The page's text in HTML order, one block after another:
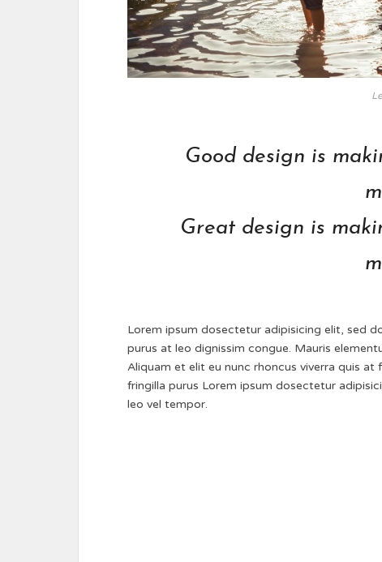
Good design is
Great design is
Lorem ipsum dosectetur adipisicing elit, sed
purus at leo dignissim congue. Mauris
Aliquam et elit eu nunc rhoncus viverra quis
fringilla purus Lorem ipsum dosectetur
leo vel tempor.